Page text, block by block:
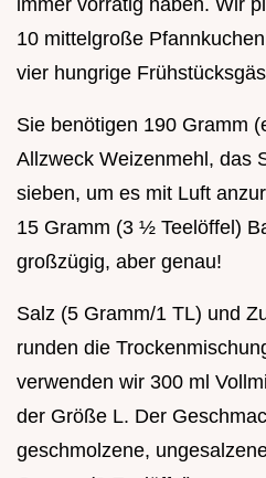
immer vorrätig haben. Wir
10 mittelgroße
vier hungrige
Sie benötigen 190 Gramm
Allzweck Weizenmehl, das
sieben, um es mit Luft
15 Gramm (3 ½ Teelöffel)
großzügig, aber genau!
Salz (5 Gramm/1 TL) und
runden die
verwenden wir 300 ml
der Größe L. Der
geschmolzene,